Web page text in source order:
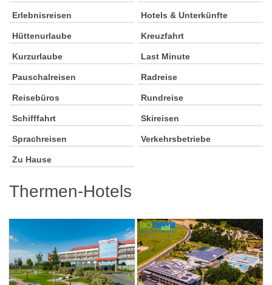
Erlebnisreisen Hotels & Unterkünfte
Hüttenurlaube Kreuzfahrt
Kurzurlaube Last Minute
Pauschalreisen Radreise
Reisebüros Rundreise
Schifffahrt Skireisen
Sprachreisen Verkehrsbetriebe
Zu Hause
Thermen-Hotels